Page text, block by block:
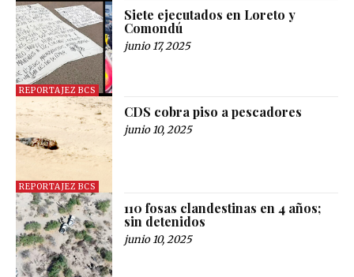
REPORTAJEZ BCS
Siete ejecutados en Loreto y
Comondú
junio 17, 2025
REPORTAJEZ BCS
CDS cobra piso a pescadores
junio 10, 2025
110 fosas clandestinas en 4 años;
sin detenidos
junio 10, 2025